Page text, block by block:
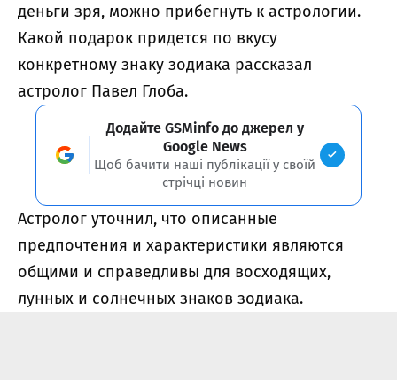
деньги зря, можно прибегнуть к астрологии.
Какой подарок придется по вкусу
конкретному знаку зодиака рассказал
астролог Павел Глоба.
Додайте GSMinfo до джерел у
Google News
Щоб бачити наші публікації у своїй
стрічці новин
Астролог уточнил, что описанные
предпочтения и характеристики являются
общими и справедливы для восходящих,
лунных и солнечных знаков зодиака.